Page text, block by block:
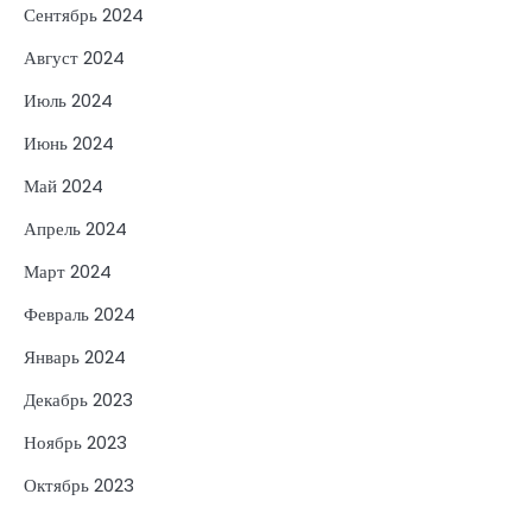
Сентябрь 2024
Август 2024
Июль 2024
Июнь 2024
Май 2024
Апрель 2024
Март 2024
Февраль 2024
Январь 2024
Декабрь 2023
Ноябрь 2023
Октябрь 2023